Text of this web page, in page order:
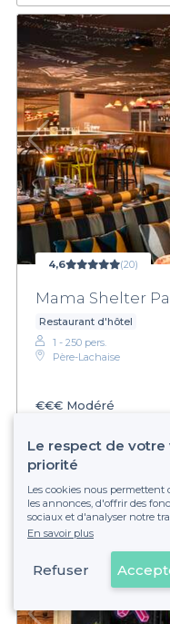
4,6 (20)
Mama Shelter
Restaurant d'hôtel
1 - 250 pers.
Père-Lachaise
€€€ Modéré
Le respect de
priorité
Les cookies nous
les annonces, d'offrir des
sociaux et d'analyser notre
En savoir plus
Refuser